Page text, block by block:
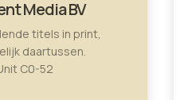
Media BV
titels in print,
daartussen.
C0-52